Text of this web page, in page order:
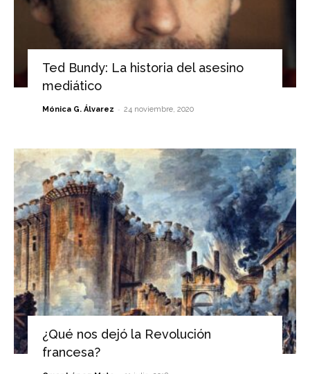
Ted Bundy: La historia del asesino
mediático
Mónica G. Álvarez - 24 noviembre, 2020
¿Qué nos dejó la Revolución
francesa?